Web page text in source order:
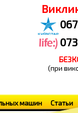
(при
машин Статьи